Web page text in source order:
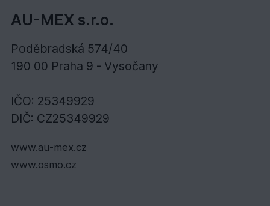
AU-MEX s.r.o.
Poděbradská 574/40
190 00 Praha 9 - Vysočany
IČO: 25349929
DIČ: CZ25349929
www.au-mex.cz
www.osmo.cz